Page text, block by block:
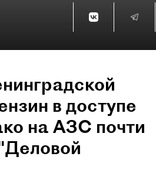
в доступе
на АЗС почти